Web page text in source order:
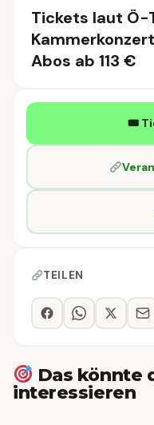
Tickets laut
Abos ab 113 €
🎟
TEILEN
Das könnte
interessieren